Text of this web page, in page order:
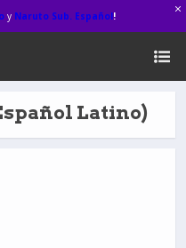
y Naruto Sub. Español!
Latino)